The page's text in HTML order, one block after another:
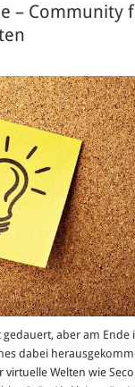
– Community
gedauert, aber am
dabei
Welten wie